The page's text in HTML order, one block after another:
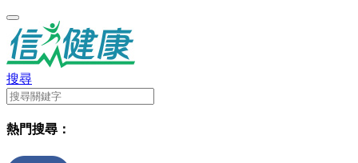
搜尋
熱門搜尋：